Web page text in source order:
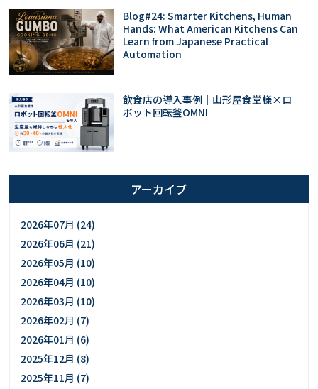
Blog#24: Smarter Kitchens, Human
Hands: What American Kitchens Can
Learn from Japanese Practical
Automation
飲食店の導入事例｜山形屋食堂様×ロ
ボット回転釜OMNI
アーカイブ
2026年07月 (24)
2026年06月 (21)
2026年05月 (10)
2026年04月 (10)
2026年03月 (10)
2026年02月 (7)
2026年01月 (6)
2025年12月 (8)
2025年11月 (7)